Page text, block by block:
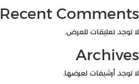
Recent Comments
لا توجد تعليقات للعرض.
Archives
لا توجد أرشيفات لعرضها.